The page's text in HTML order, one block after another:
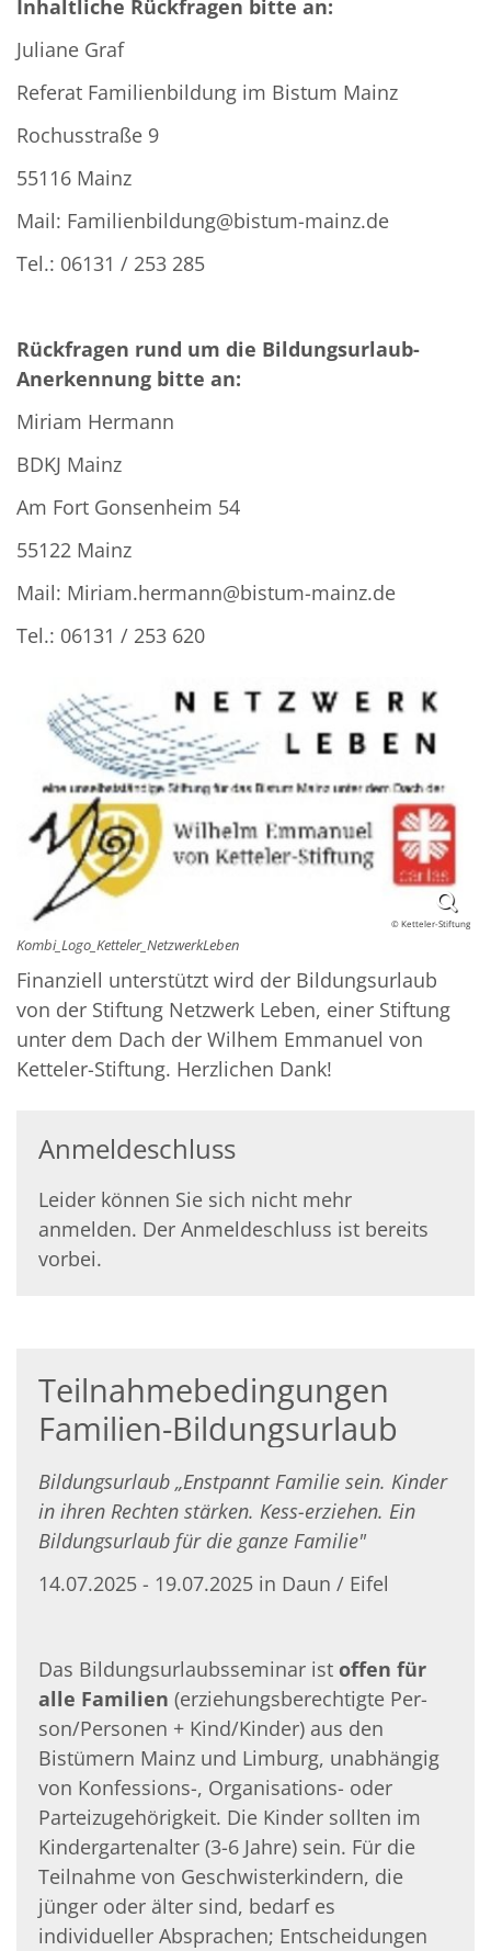
Inhaltliche Rückfragen bitte an:
Juliane Graf
Referat Familienbildung im Bistum Mainz
Rochusstraße 9
55116 Mainz
Mail: Familienbildung@bistum-mainz.de
Tel.: 06131 / 253 285
Rückfragen rund um die Bildungsurlaub-
Anerkennung bitte an:
Miriam Hermann
BDKJ Mainz
Am Fort Gonsenheim 54
55122 Mainz
Mail: Miriam.hermann@bistum-mainz.de
Tel.: 06131 / 253 620
© Ketteler-Stiftung
Kombi_Logo_Ketteler_NetzwerkLeben
Finanziell unterstützt wird der Bildungsurlaub
von der Stiftung Netzwerk Leben, einer Stiftung
unter dem Dach der Wilhem Emmanuel von
Ketteler-Stiftung. Herzlichen Dank!
Anmeldeschluss
Leider können Sie sich nicht mehr
anmelden. Der Anmeldeschluss ist bereits
vorbei.
Teilnahmebedingungen
Familien-Bildungsurlaub
Bildungsurlaub „Enstpannt Familie sein. Kinder
in ihren Rechten stärken. Kess-erziehen. Ein
Bildungsurlaub für die ganze Familie"
14.07.2025 - 19.07.2025 in Daun / Eifel
Das Bildungsurlaubsseminar ist offen für
alle Familien (erziehungsberechtigte Per­
son/Personen + Kind/Kinder) aus den
Bistümern Mainz und Limburg, unabhängig
von Konfessions-, Organisations- oder
Parteizugehörigkeit. Die Kinder sollten im
Kinder­gartenalter (3-6 Jahre) sein. Für die
Teilnahme von Geschwisterkindern, die
jünger oder älter sind, bedarf es
individueller Absprachen; Entscheidungen